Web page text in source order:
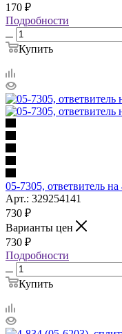
170 ₽
Подробности
Купить
05-7305, ответвитель
Арт.: 329254141
730 ₽
Варианты цен
730 ₽
Подробности
Купить